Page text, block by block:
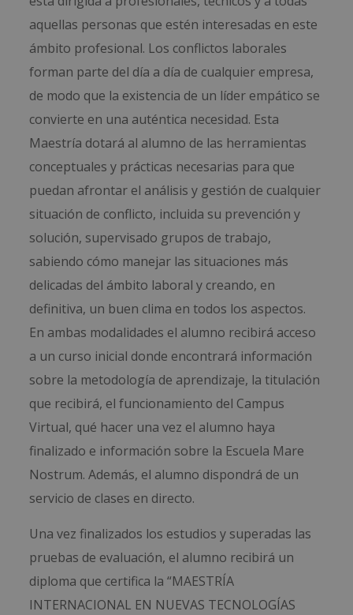
aquellas personas que estén interesadas en este
ámbito profesional. Los conflictos laborales
forman parte del día a día de cualquier empresa,
de modo que la existencia de un líder empático se
convierte en una auténtica necesidad. Esta
Maestría dotará al alumno de las herramientas
conceptuales y prácticas necesarias para que
puedan afrontar el análisis y gestión de cualquier
situación de conflicto, incluida su prevención y
solución, supervisado grupos de trabajo,
sabiendo cómo manejar las situaciones más
delicadas del ámbito laboral y creando, en
definitiva, un buen clima en todos los aspectos.
En ambas modalidades el alumno recibirá acceso
a un curso inicial donde encontrará información
sobre la metodología de aprendizaje, la titulación
que recibirá, el funcionamiento del Campus
Virtual, qué hacer una vez el alumno haya
finalizado e información sobre la Escuela Mare
Nostrum. Además, el alumno dispondrá de un
servicio de clases en directo.
Una vez finalizados los estudios y superadas las
pruebas de evaluación, el alumno recibirá un
diploma que certifica la “MAESTRÍA
INTERNACIONAL EN NUEVAS TECNOLOGÍAS